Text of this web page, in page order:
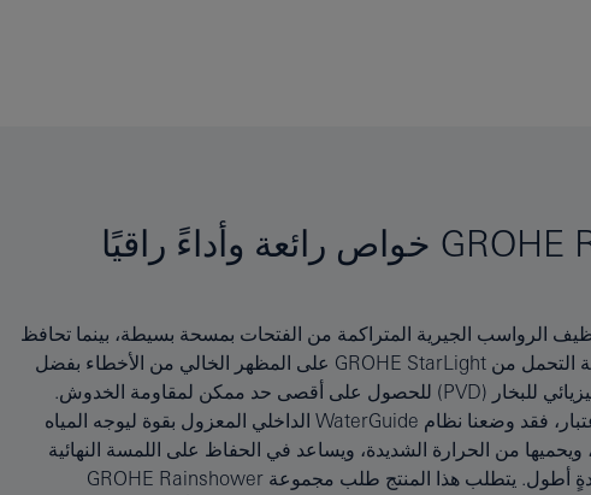
ويوفر طقم دش الرأس GROHE RAINSHOWER 310 SMARTACTIVE CUBE خواص رائعة وأداءً راقيًا